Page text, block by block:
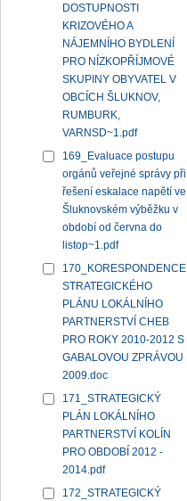
DOSTUPNOSTI
KRIZOVÉHO A
NÁJEMNÍHO BYDLENÍ
PRO NÍZKOPŘÍJMOVÉ
SKUPINY OBYVATEL V
OBCÍCH ŠLUKNOV,
RUMBURK,
VARNSD~1.pdf
169_Evaluace postupu
orgánů veřejné správy při
řešení eskalace napětí ve
Šluknovském výběžku v
období od června do
listop~1.pdf
170_KORESPONDENCE
STRATEGICKÉHO
PLÁNU LOKÁLNÍHO
PARTNERSTVÍ CHEB
PRO ROKY 2010-2012 S
GABALOVOU ZPRÁVOU
2009.doc
171_STRATEGICKÝ
PLÁN LOKÁLNÍHO
PARTNERSTVÍ KOLÍN
PRO OBDOBÍ 2012 -
2014.pdf
172_STRATEGICKÝ